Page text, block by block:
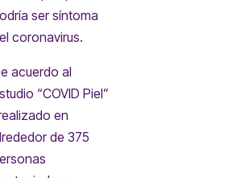
ser síntoma
coronavirus.
acuerdo al
“COVID Piel”
en
de 375